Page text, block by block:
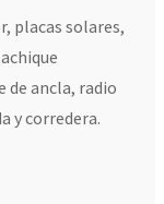
placas solares,
de ancla, radio
y corredera.